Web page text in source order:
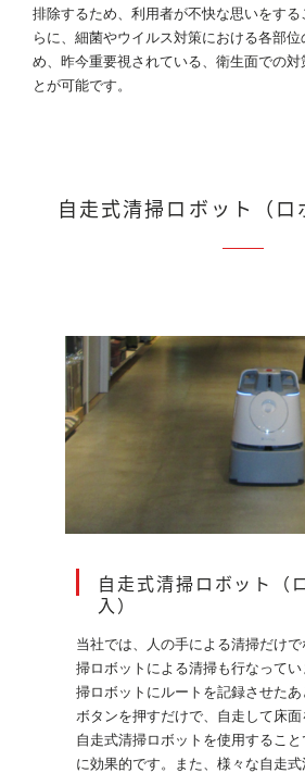
排除するため、利用者が不快な思いをす
らに、細菌やウイルス対策における各部
め、昨今重要視されている、衛生面での対
とが可能です。
自走式清掃ロボット（ロ
自走式清掃ロボット（
入）
当社では、人の手による清掃だけ
掃ロボットによる清掃も行なって
掃ロボットにルートを記録させたあ
ボタンを押すだけで、自走して床面
自走式清掃ロボットを使用するこ
に効果的です。また、様々な自走